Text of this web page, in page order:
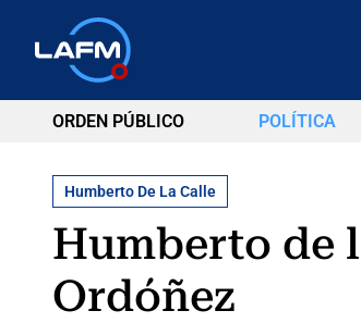
ORDEN PÚBLICO POLÍTICA
Humberto De La Calle
Humberto de
Ordóñez